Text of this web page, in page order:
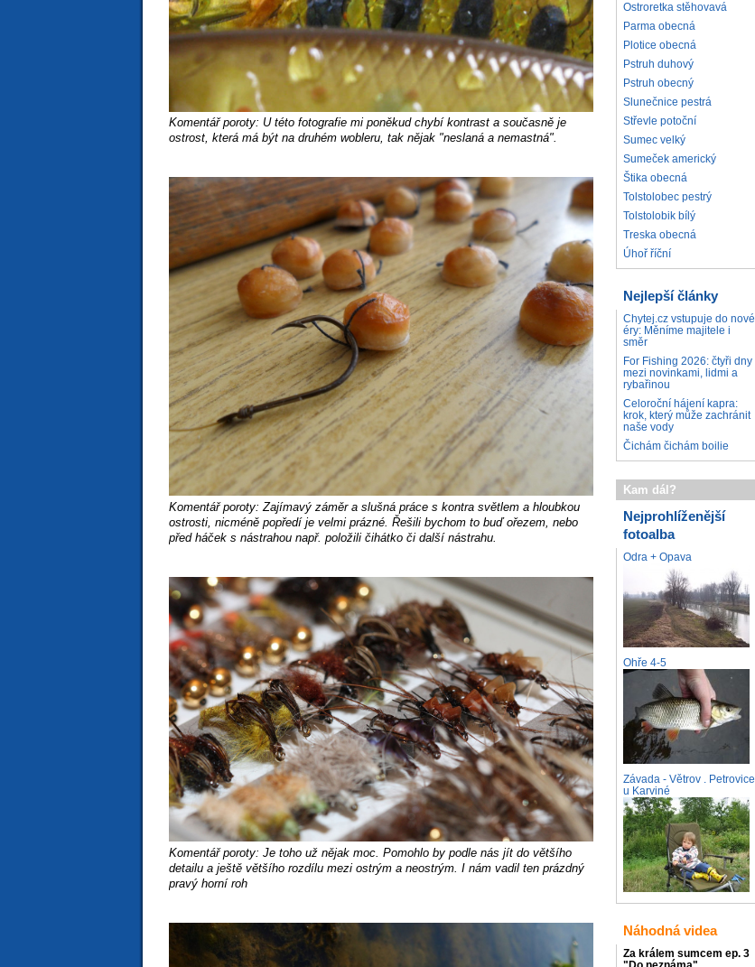
Komentář poroty: U této fotografie mi poněkud chybí kontrast a současně je
ostrost, která má být na druhém wobleru, tak nějak "neslaná a nemastná".
Komentář poroty: Zajímavý záměr a slušná práce s kontra světlem a hloubkou
ostrosti, nicméně popředí je velmi prázné. Řešili bychom to buď ořezem, nebo
před háček s nástrahou např. položili čihátko či další nástrahu.
Komentář poroty: Je toho už nějak moc. Pomohlo by podle nás jít do většího
detailu a ještě většího rozdílu mezi ostrým a neostrým. I nám vadil ten prázdný
pravý horní roh
Ostroretka stěhovavá
Parma obecná
Plotice obecná
Pstruh duhový
Pstruh obecný
Slunečnice pestrá
Střevle potoční
Sumec velký
Sumeček americký
Štika obecná
Tolstolobec pestrý
Tolstolobik bílý
Treska obecná
Úhoř říční
Nejlepší články
Chytej.cz vstupuje do nové
éry: Měníme majitele i
směr
For Fishing 2026: čtyři dny
mezi novinkami, lidmi a
rybařinou
Celoroční hájení kapra:
krok, který může zachránit
naše vody
Čichám čichám boilie
Kam dál?
Nejprohlíženější
fotoalba
Odra + Opava
Ohře 4-5
Závada - Větrov . Petrovice
u Karviné
Náhodná videa
Za králem sumcem ep. 3